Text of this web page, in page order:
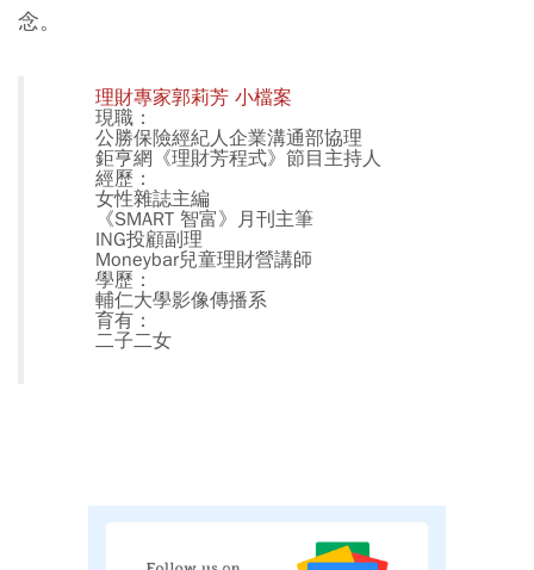
念。
理財專家郭莉芳 小檔案
現職：
公勝保險經紀人企業溝通部協理
鉅亨網《理財芳程式》節目主持人
經歷：
女性雜誌主編
《SMART 智富》月刊主筆
ING投顧副理
Moneybar兒童理財營講師
學歷：
輔仁大學影像傳播系
育有：
二子二女